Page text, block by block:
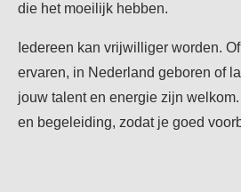
die het moeilijk hebben.
Iedereen kan vrijwilliger worden.
ervaren, in Nederland geboren of
jouw talent en energie zijn
en begeleiding, zodat je goed